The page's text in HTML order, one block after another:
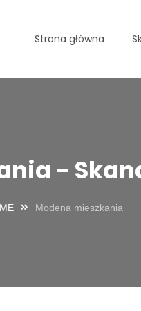
Strona główna
-
Modena mieszkania